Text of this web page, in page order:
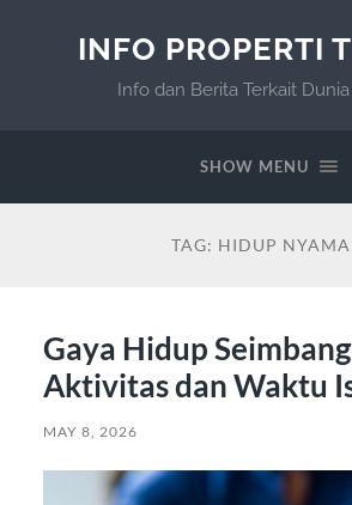
INFO PROPERTI
Info dan Berita Terkait
SHOW MENU
TAG: HIDUP
Gaya Hidup
Aktivitas dan Waktu
MAY 8, 2026